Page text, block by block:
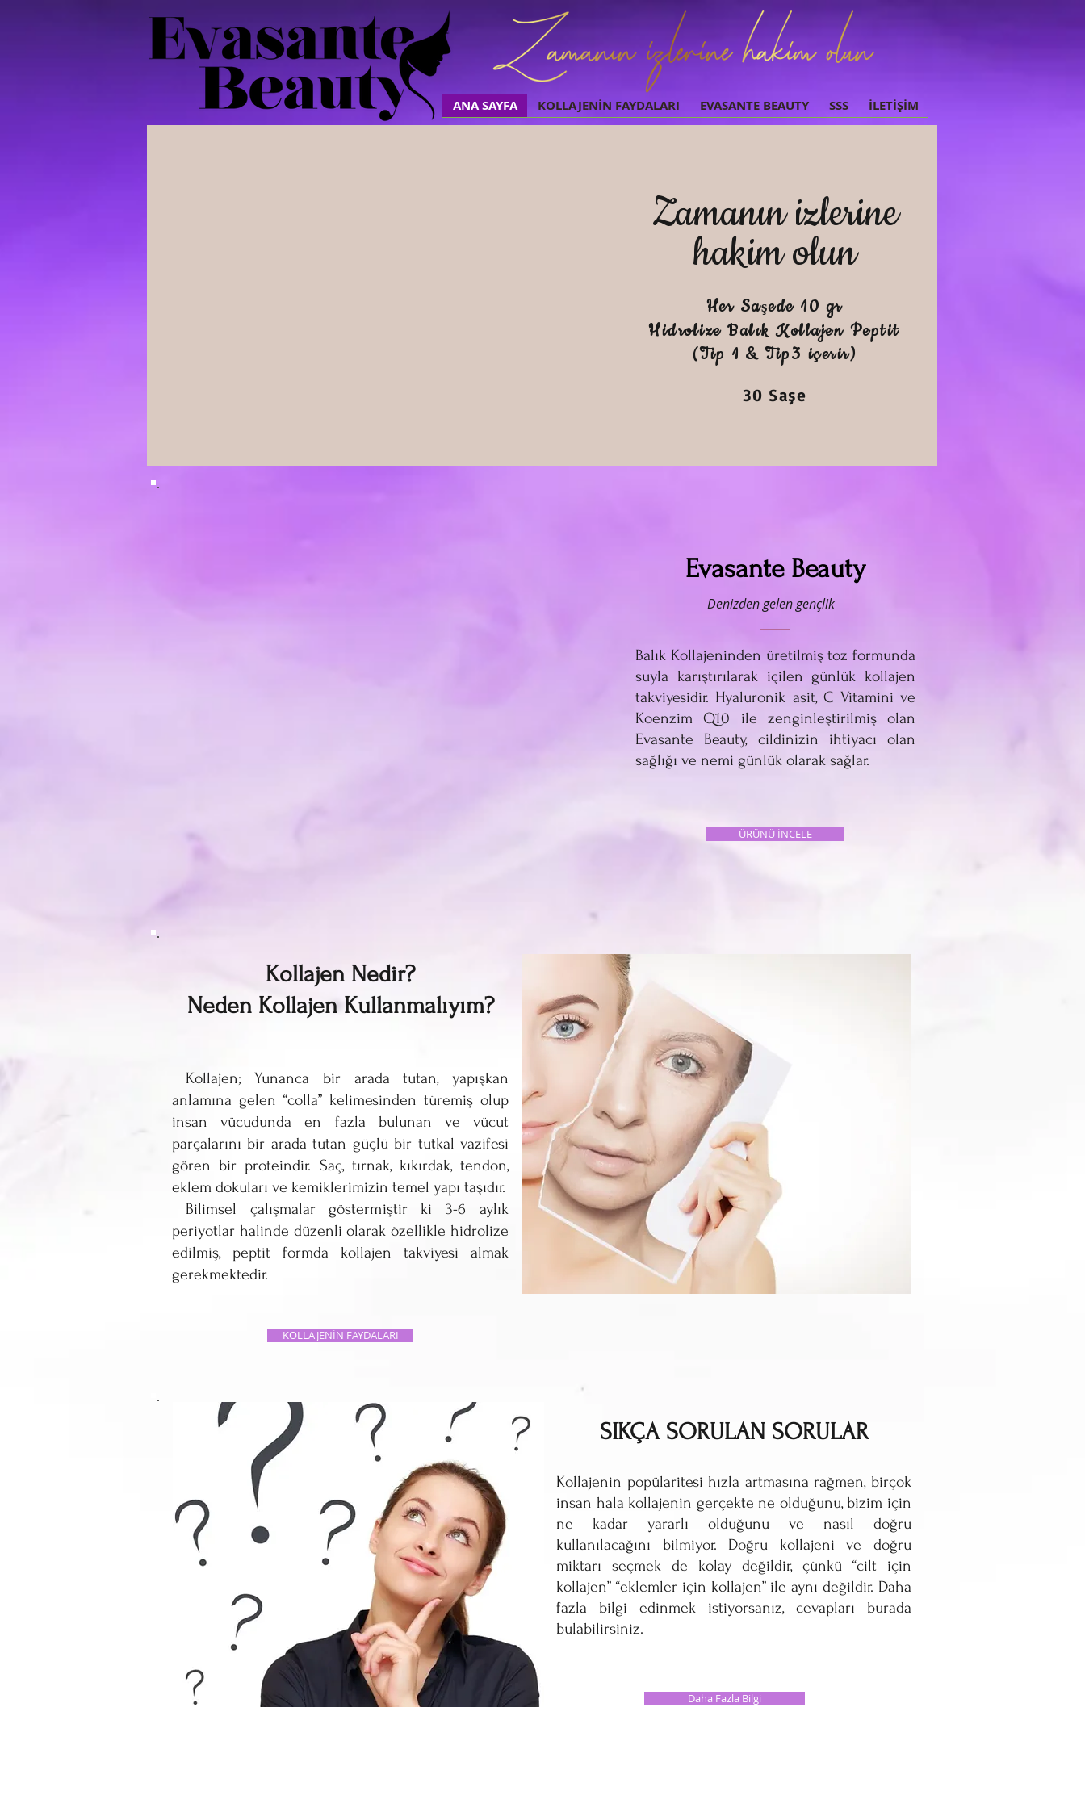
ANA SAYFA KOLLAJENİN FAYDALARI EVASANTE BEAUTY SSS İLETİŞİM
Zamanın izlerine
hakim olun
Her Saşede 10 gr
Hidrolize Balık Kollajen Peptit
(Tip 1 & Tip3 içerir)
30 Saşe
Evasante Beauty
Denizden gelen gençlik
Balık Kollajeninden üretilmiş toz formunda
suyla karıştırılarak içilen günlük kollajen
takviyesidir. Hyaluronik asit, C Vitamini ve
Koenzim Q10 ile zenginleştirilmiş olan
Evasante Beauty, cildinizin ihtiyacı olan
sağlığı ve nemi günlük olarak sağlar.
ÜRÜNÜ İNCELE
Kollajen Nedir?
Neden Kollajen Kullanmalıyım?
Kollajen; Yunanca bir arada tutan, yapışkan
anlamına gelen “colla” kelimesinden türemiş olup
insan vücudunda en fazla bulunan ve vücut
parçalarını bir arada tutan güçlü bir tutkal vazifesi
gören bir proteindir. Saç, tırnak, kıkırdak, tendon,
eklem dokuları ve kemiklerimizin temel yapı taşıdır.
Bilimsel çalışmalar göstermiştir ki 3-6 aylık
periyotlar halinde düzenli olarak özellikle hidrolize
edilmiş, peptit formda kollajen takviyesi almak
gerekmektedir.
KOLLAJENİN FAYDALARI
SIKÇA SORULAN SORULAR
Kollajenin popülaritesi hızla artmasına rağmen, birçok
insan hala kollajenin gerçekte ne olduğunu, bizim için
ne kadar yararlı olduğunu ve nasıl doğru
kullanılacağını bilmiyor. Doğru kollajeni ve doğru
miktarı seçmek de kolay değildir, çünkü “cilt için
kollajen” “eklemler için kollajen” ile aynı değildir. Daha
fazla bilgi edinmek istiyorsanız, cevapları burada
bulabilirsiniz.
Daha Fazla Bilgi